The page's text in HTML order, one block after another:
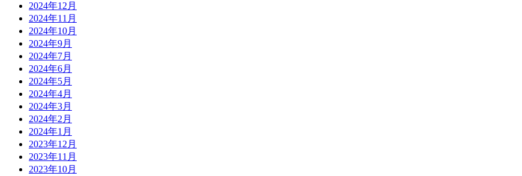
2024年12月
2024年11月
2024年10月
2024年9月
2024年7月
2024年6月
2024年5月
2024年4月
2024年3月
2024年2月
2024年1月
2023年12月
2023年11月
2023年10月